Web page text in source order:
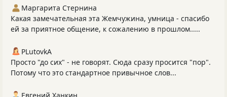
Маргарита Стернина
Какая замечательная эта Жемчужина, умница - спасибо
ей за приятное общение, к сожалению в прошлом.....
PLutоvkА
Просто "до сих" - не говорят. Сюда сразу просится "пор".
Потому что это стандартное привычное слов...
Евгений Ханкин